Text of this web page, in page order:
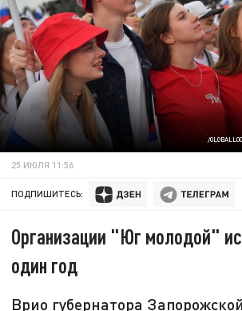
/
25 ИЮЛЯ 11:56
ПОДПИШИТЕСЬ:
Организации "Юг молодой"
один год
Врио губернатора